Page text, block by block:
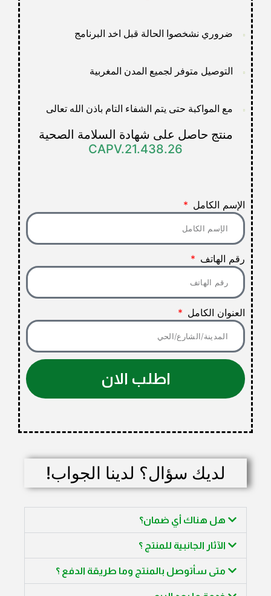
ضروري نشخصوا الحالة قبل اخد البرنامج
التوصيل متوفر لجميع المدن المغربية
مع المواكبة حتى يتم الشفاء التام باذن الله تعالى
منتج حاصل على شهادة السلامة الصحية
CAPV.21.438.26
الإسم الكامل
رقم الهاتف
العنوان الكامل
اطلب الان
لديك سؤال؟ لدينا الجواب!
هل هناك أي ضمان؟
الآثار الجانبية للمنتج ؟
متى سأتوصل بالمنتج وما طريقة الدفع ؟